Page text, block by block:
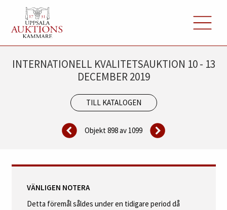
INTERNATIONELL KVALITETSAUKTION 10 - 13
DECEMBER 2019
TILL KATALOGEN
Objekt 898 av 1099
VÄNLIGEN NOTERA
Detta föremål såldes under en tidigare period då